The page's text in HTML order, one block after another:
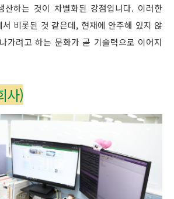
산하는 것이 차별화된 강점입니다. 이러한
비롯된 것 같은데, 현재에 안주해 있지 않
가려고 하는 문화가 곧 기술력으로 이어지
사)